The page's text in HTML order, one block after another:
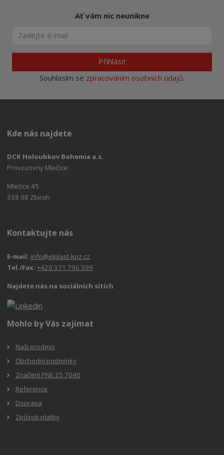
Ať vám nic neunikne
Přihlásit
Souhlasím se zpracováním osobních údajů.
Kde nás najdete
DCK Holoubkov Bohemia a.s.
Provozovny Mlečice:
Mlečice 45
338 08 Zbiroh
Kontaktujte nás
E-mail: info@elplast-kpz.cz
Tel./Fax:+420 371 796 599
Najdete nás na sociálních sítích
Mohlo by Vás zajímat
Naši prodejci
Obchodní podmínky
Značení PNE 35 7040
Reference
Doprava
Způsob platby